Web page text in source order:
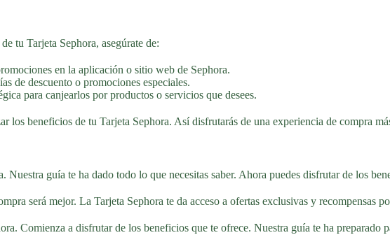
tu Tarjeta Sephora, asegúrate de:
en la aplicación o sitio web de Sephora.
de descuento o promociones especiales.
para canjearlos por productos o servicios que desees.
los beneficios de tu Tarjeta Sephora. Así disfrutarás de una experiencia de compra
Nuestra guía te ha dado todo lo que necesitas saber. Ahora puedes disfrutar de los
será mejor. La Tarjeta Sephora te da acceso a ofertas exclusivas y recompensas
Comienza a disfrutar de los beneficios que te ofrece. Nuestra guía te ha preparado